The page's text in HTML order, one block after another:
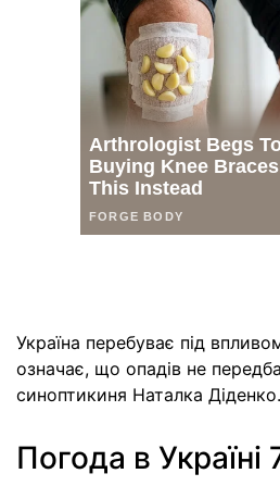
Україна перебуває під
означає, що опадів не
синоптикиня Наталка Діденко.
Погода в Україні